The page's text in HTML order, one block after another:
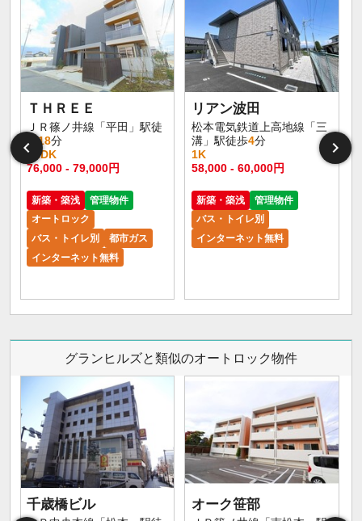
ＴＨＲＥＥ
ＪＲ篠ノ井線「平田」駅徒
歩18分
1LDK
76,000 - 79,000円
新築・築浅
管理物件
オートロック
バス・トイレ別
都市ガス
インターネット無料
リアン波田
松本電気鉄道上高地線「三
溝」駅徒歩4分
1K
58,000 - 60,000円
新築・築浅
管理物件
バス・トイレ別
インターネット無料
グランヒルズと類似のオートロック物件
千歳橋ビル オーク笹部